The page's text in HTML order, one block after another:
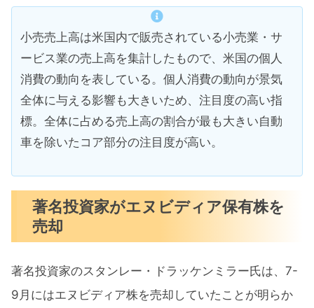
小売売上高は米国内で販売されている小売業・サ
ービス業の売上高を集計したもので、米国の個人
消費の動向を表している。個人消費の動向が景気
全体に与える影響も大きいため、注目度の高い指
標。全体に占める売上高の割合が最も大きい自動
車を除いたコア部分の注目度が高い。
著名投資家がエヌビディア保有株を
売却
著名投資家のスタンレー・ドラッケンミラー氏は、7-
9月にはエヌビディア株を売却していたことが明らか